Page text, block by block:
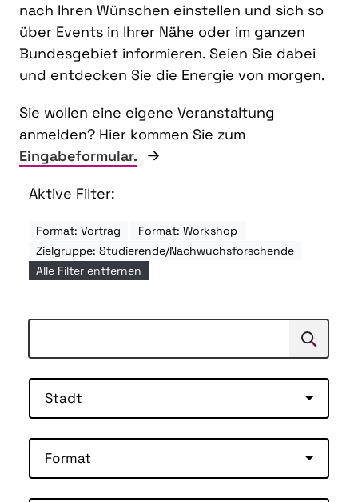
nach Ihren Wünschen einstellen und sich so
über Events in Ihrer Nähe oder im ganzen
Bundesgebiet informieren. Seien Sie dabei
und entdecken Sie die Energie von morgen.
Sie wollen eine eigene Veranstaltung
anmelden? Hier kommen Sie zum
Eingabeformular.
Aktive Filter:
Format: Vortrag
Format: Workshop
Zielgruppe: Studierende/Nachwuchsforschende
Alle Filter entfernen
Suchen
Stadt
Format